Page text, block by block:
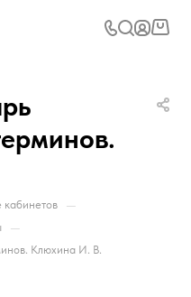
—
—
Клюхина И. В.